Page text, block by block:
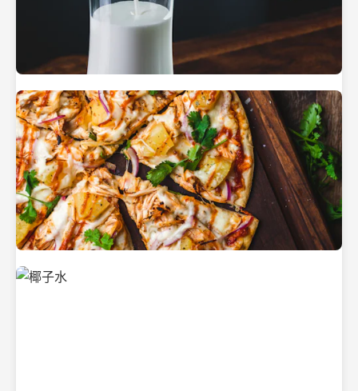
热带海滩上的椰子树
新鲜采摘的椰子